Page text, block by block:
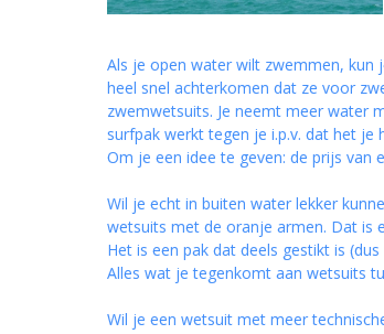
Als je open water wilt zwemmen, kun
heel snel achterkomen dat ze voor
zwemwetsuits. Je neemt meer water
surfpak werkt tegen je i.p.v. dat het
Om je een idee te geven: de prijs van
Wil je echt in buiten water lekker
wetsuits met de oranje armen. Dat is
Het is een pak dat deels gestikt is
Alles wat je tegenkomt aan wetsuits
Wil je een wetsuit met meer